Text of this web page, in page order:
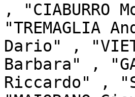
, "CIABURRO
"TREMAGLIA
Dario" ,
Barbara" ,
Riccardo" ,